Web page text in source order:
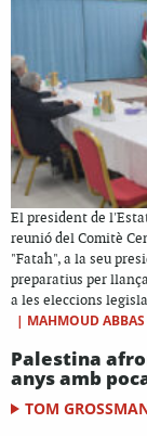
El president de
reunió del Comitè
"Fatah", a la seu
preparatius per
a les eleccions
| MAHMOUD
Palestina
anys amb
TOM